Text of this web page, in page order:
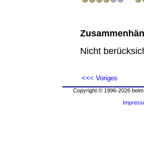
Nicht
<<< Voriges
Copyright © 1996-2026